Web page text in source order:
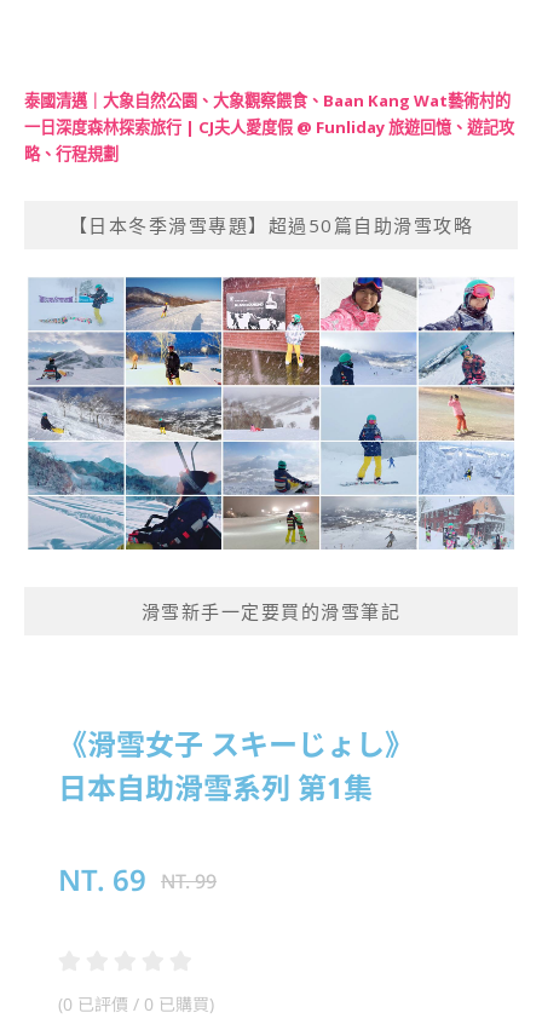
泰國清邁｜大象自然公園、大象觀察餵食、Baan Kang Wat藝術村的
一日深度森林探索旅行 | CJ夫人愛度假 @ Funliday 旅遊回憶、遊記攻
略、行程規劃
【日本冬季滑雪專題】超過50篇自助滑雪攻略
滑雪新手一定要買的滑雪筆記